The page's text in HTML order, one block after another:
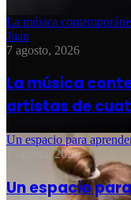
La música
Juan
7 agosto, 2026
La música
artistas de
Un espacio para
7 agosto, 2026
Un espacio